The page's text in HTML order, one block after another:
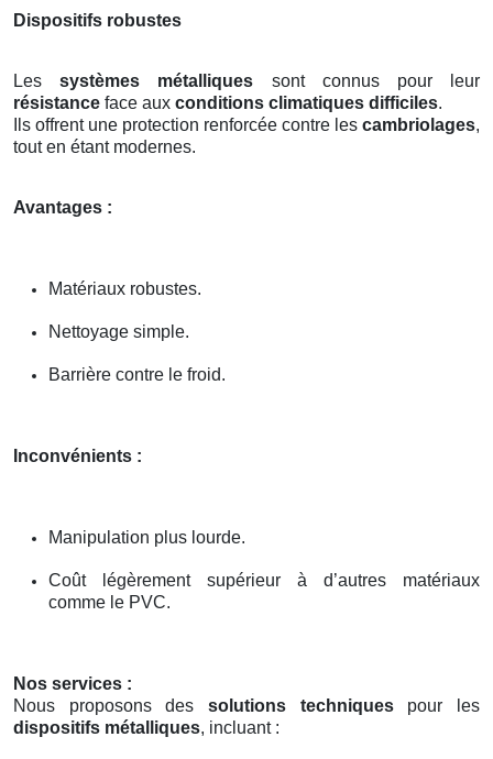
Dispositifs robustes
Lessystèmes métalliques sont connus pour leur
résistance face aux conditions climatiques difficiles.
Ils offrent une protection renforcée contre les cambriolages,
tout en étant modernes.
Avantages :
Matériaux robustes.
Nettoyage simple.
Barrière contre le froid.
Inconvénients :
Manipulation plus lourde.
Coût légèrement supérieur à d’autres matériaux
comme le PVC.
Nos services :
Nous proposons des solutions techniquespour les
dispositifs métalliques, incluant :